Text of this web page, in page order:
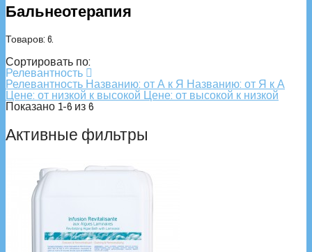
Бальнеотерапия
Товаров: 6.
Сортировать по:
Релевантность 
Релевантность Названию: от А к Я Названию: от Я к А
Цене: от низкой к высокой Цене: от высокой к низкой
Показано 1-6 из 6
Активные фильтры